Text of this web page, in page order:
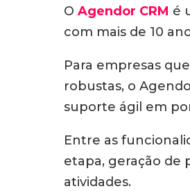
O Agendor CRM é
com mais de 10
Para empresas
robustas, o
suporte ágil em
Entre as
etapa, geração de
atividades.